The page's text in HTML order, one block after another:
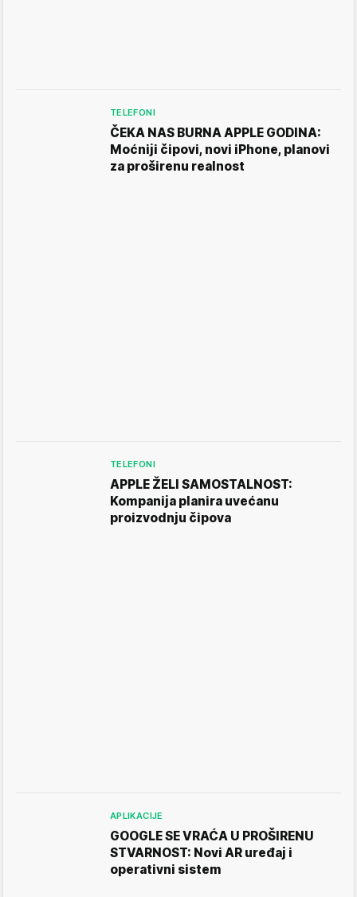
TELEFONI
ČEKA NAS BURNA APPLE GODINA:
Moćniji čipovi, novi iPhone, planovi
za proširenu realnost
TELEFONI
APPLE ŽELI SAMOSTALNOST:
Kompanija planira uvećanu
proizvodnju čipova
APLIKACIJE
GOOGLE SE VRAĆA U PROŠIRENU
STVARNOST: Novi AR uređaj i
operativni sistem